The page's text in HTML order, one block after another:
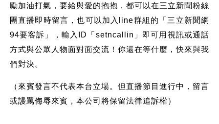
勵加油打氣，要給與愛的抱抱，都可以在三立新聞粉絲
團直播即時留言，也可以加入line群組的「三立新聞網
94要客訴」，輸入ID「setncallin」即可用視訊或通話
方式與公眾人物面對面交流！你還在等什麼，快來與我
們對決。
（來賓發言不代表本台立場。但直播節目進行中，留言
或謾罵侮辱來賓，本公司將保留法律追訴權）